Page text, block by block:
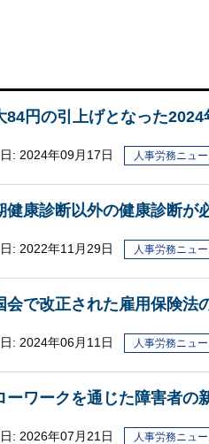
84円の引上げとなった
: 2024年09月17日 人事労務ニュ
健康診断以外の健康診断が
: 2022年11月29日 人事労務ニュ
会で改正された雇用保険法
: 2024年06月11日 人事労務ニュ
ーワークを通じた障害者の
: 2026年07月21日 人事労務ニュ